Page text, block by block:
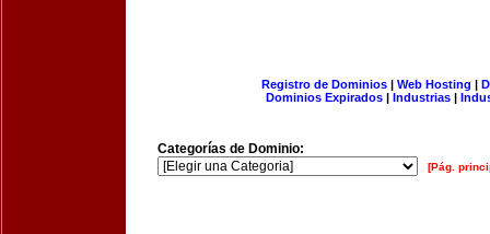
Registro de Dominios| Web Hosting |
Dominios Expirados | Industrias |
Categorías de Dominio:
[Pág.